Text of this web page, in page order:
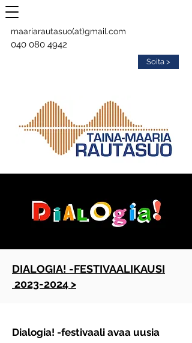
maariarautasuo(at)gmail.com
040 080 4942
Soita >
DIALOGIA! -FESTIVAALIKAUSI
2023-2024 >
Dialogia! -festivaali avaa uusia